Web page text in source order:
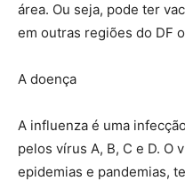
área. Ou seja, pode ter
em outras regiões do DF
A doença
A influenza é uma
pelos vírus A, B, C e D. O
epidemias e pandemias,